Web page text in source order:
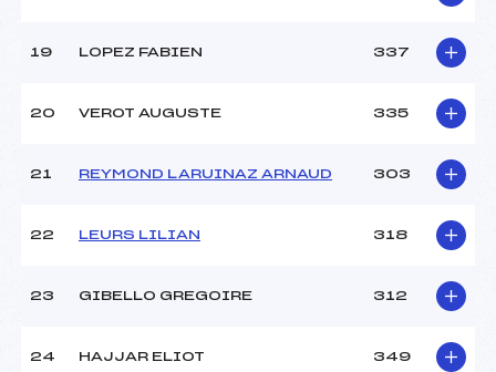
19 LOPEZ FABIEN 337
20 VEROT AUGUSTE 335
21 REYMOND LARUINAZ ARNAUD 303
22 LEURS LILIAN 318
23 GIBELLO GREGOIRE 312
24 HAJJAR ELIOT 349